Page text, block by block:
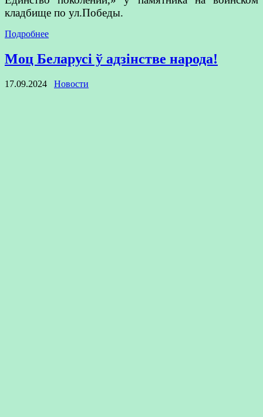
кладбище по ул.Победы.
Подробнее
Моц Беларусі ў адзінстве народа!
17.09.2024 Новости